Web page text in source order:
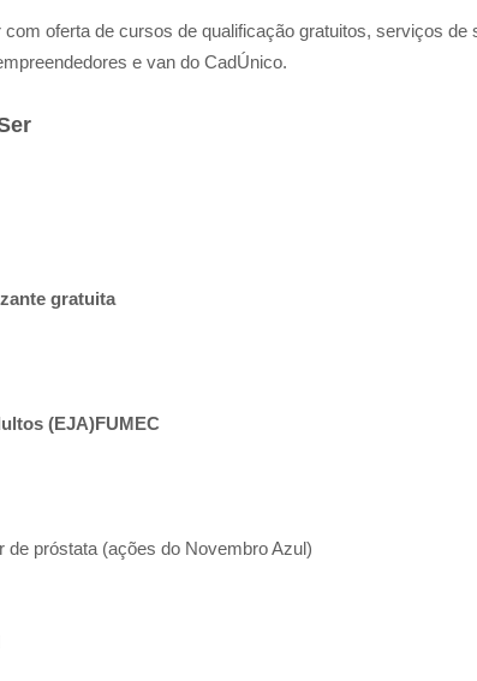
oferta de cursos de qualificação gratuitos, serviços de
e van do CadÚnico.
gratuita
(EJA)FUMEC
próstata (ações do Novembro Azul)